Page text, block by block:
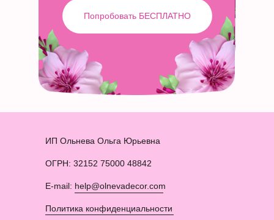
Попробовать БЕСПЛАТНО
ИП Ольнева Ольга Юрьевна
ОГРН: 32152 75000 48842
E-mail: help@olnevadecor.com
Политика конфиденциальности